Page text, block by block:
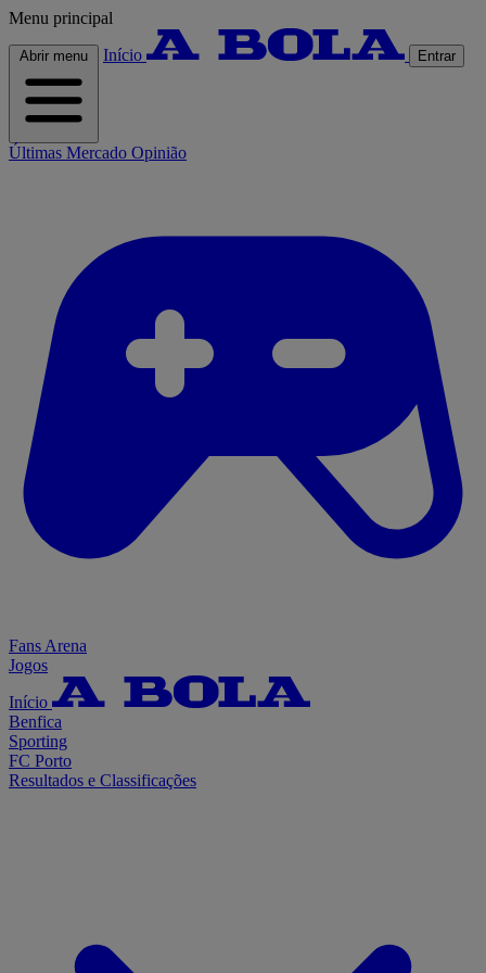
Menu principal
Abrir menu Início Entrar
Últimas Mercado Opinião
Fans Arena
Jogos
Início
Benfica
Sporting
FC Porto
Resultados e Classificações